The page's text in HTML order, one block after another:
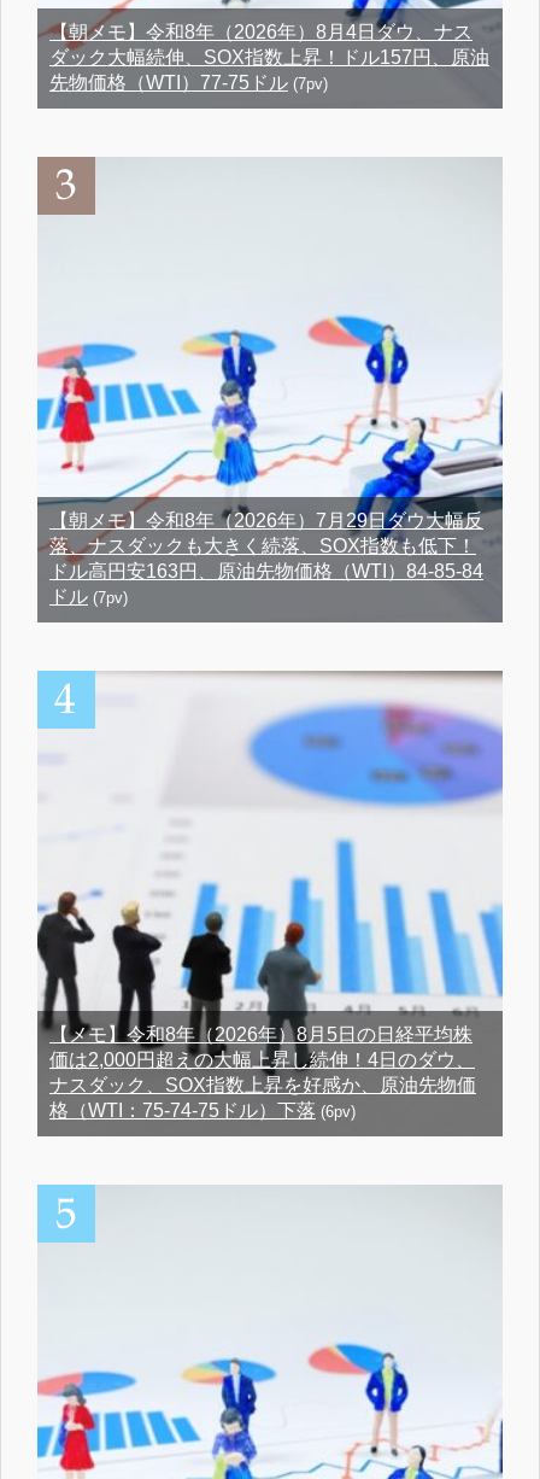
【朝メモ】令和8年（2026年）8月4日ダウ、ナス
ダック大幅続伸、SOX指数上昇！ドル157円、原油
先物価格（WTI）77-75ドル (7pv)
【朝メモ】令和8年（2026年）7月29日ダウ大幅反
落、ナスダックも大きく続落、SOX指数も低下！
ドル高円安163円、原油先物価格（WTI）84-85-84
ドル (7pv)
【メモ】令和8年（2026年）8月5日の日経平均株
価は2,000円超えの大幅上昇し続伸！4日のダウ、
ナスダック、SOX指数上昇を好感か、原油先物価
格（WTI：75-74-75ドル）下落 (6pv)